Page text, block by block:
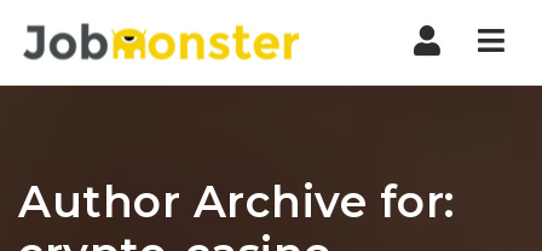
Author Archive for: